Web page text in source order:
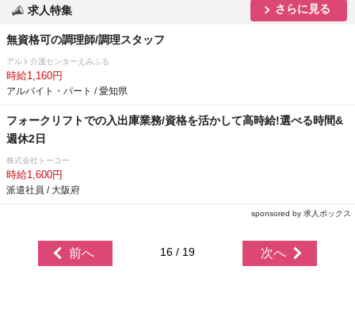
求人特集 さらに見る
無資格可の調理師/調理スタッフ
アルト介護センターえみふる
時給1,160円
アルバイト・パート / 愛知県
フォークリフトでの入出庫業務/資格を活かして高時給!選べる時間&
週休2日
株式会社トーコー
時給1,600円
派遣社員 / 大阪府
sponsored by 求人ボックス
前へ 16 / 19 次へ